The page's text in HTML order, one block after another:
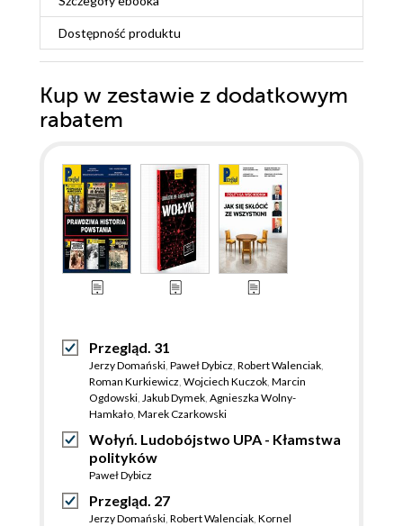
Dostępność produktu
Kup w zestawie z dodatkowym
rabatem
Przegląd. 31
Jerzy Domański Paweł Dybicz Robert Walenciak
Roman Kurkiewicz Wojciech Kuczok Marcin
Ogdowski Jakub Dymek Agnieszka Wolny-
Hamkało Marek Czarkowski
Wołyń. Ludobójstwo UPA - Kłamstwa
polityków
Paweł Dybicz
Przegląd. 27
Jerzy Domański Robert Walenciak Kornel